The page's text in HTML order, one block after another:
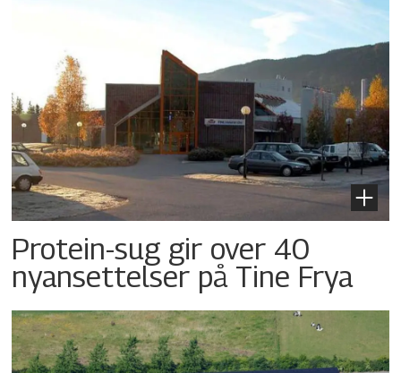
Protein-sug gir over 40
nyansettelser på Tine Frya